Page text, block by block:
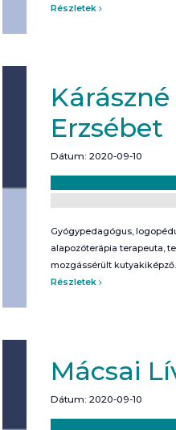
Részletek
Erzsébet
Dátum: 2020-09-10
Gyógypedagógus,
alapozóterápia terapeuta,
mozgássérült kutyakiképző.
Részletek
Mácsai
Dátum: 2020-09-10